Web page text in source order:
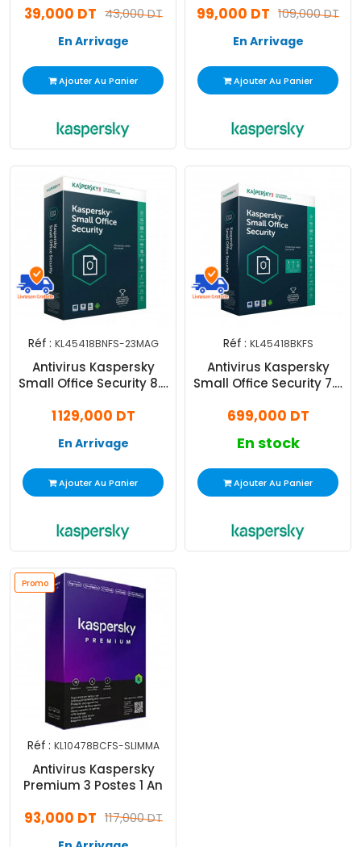
43,000 DT
39,000 DT
En Arrivage
Ajouter Au Panier
109,000 DT
99,000 DT
En Arrivage
Ajouter Au Panier
Réf : KL45418BNFS-23MAG
Antivirus Kaspersky
Small Office Security 8.0
An
1 129,000 DT
En Arrivage
Ajouter Au Panier
Réf : KL45418BKFS
Antivirus Kaspersky
Small Office Security 7.0
699,000 DT
En stock
Ajouter Au Panier
Promo
Réf : KL10478BCFS-SLIMMA
Antivirus Kaspersky
Premium 3 Postes 1 An
117,000 DT
93,000 DT